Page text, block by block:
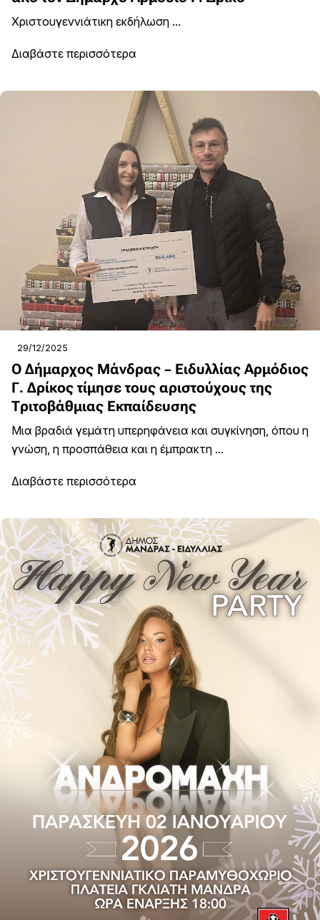
Χριστουγεννιάτικη εκδήλωση ...
Διαβάστε περισσότερα
29/12/2025
Ο Δήμαρχος Μάνδρας – Ειδυλλίας Αρμόδιος
Γ. Δρίκος τίμησε τους αριστούχους της
Τριτοβάθμιας Εκπαίδευσης
Μια βραδιά γεμάτη υπερηφάνεια και συγκίνηση, όπου η
γνώση, η προσπάθεια και η έμπρακτη ...
Διαβάστε περισσότερα